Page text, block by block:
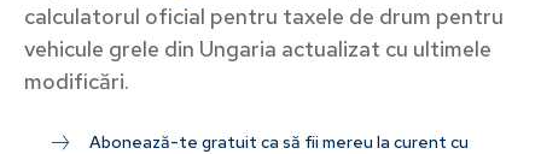
calculatorul oficial pentru taxele de drum pentru
vehicule grele din Ungaria actualizat cu ultimele
modificări.
Abonează-te gratuit ca să fii mereu la curent cu